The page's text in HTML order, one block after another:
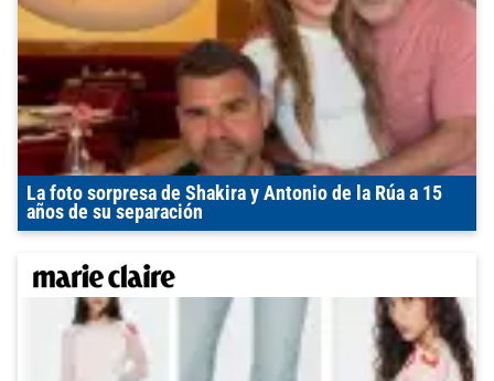
La foto sorpresa de Shakira y Antonio de la Rúa a 15
años de su separación